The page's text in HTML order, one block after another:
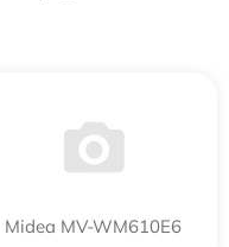
Midea MV-WM610E6